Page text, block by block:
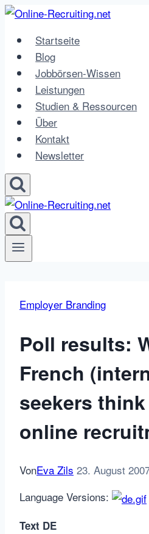
Zum
springenStartseite
Blog
Jobbörsen-Wissen
Leistungen
Studien & Ressourcen
Über
Kontakt
Newsletter
Employer Branding
Poll results:
French
seekers
online
VonEva Zils 23. August
Language Versions:
Text DE